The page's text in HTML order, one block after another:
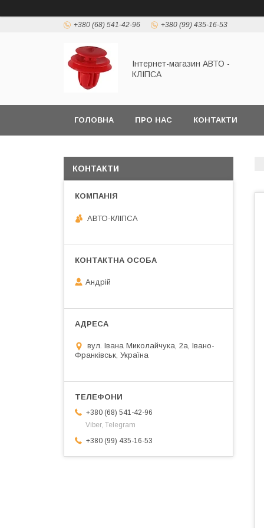
+380 (68) 541-42-96 +380 (99) 435-16-53
Інтернет-магазин АВТО -
КЛІПСА
ГОЛОВНА ПРО НАС КОНТАКТИ
КОНТАКТИ
АВТО-КЛІПСА
Андрій
вул. Івана Миколайчука, 2а, Івано-
Франківськ, Україна
+380 (68) 541-42-96
Viber, Telegram
+380 (99) 435-16-53